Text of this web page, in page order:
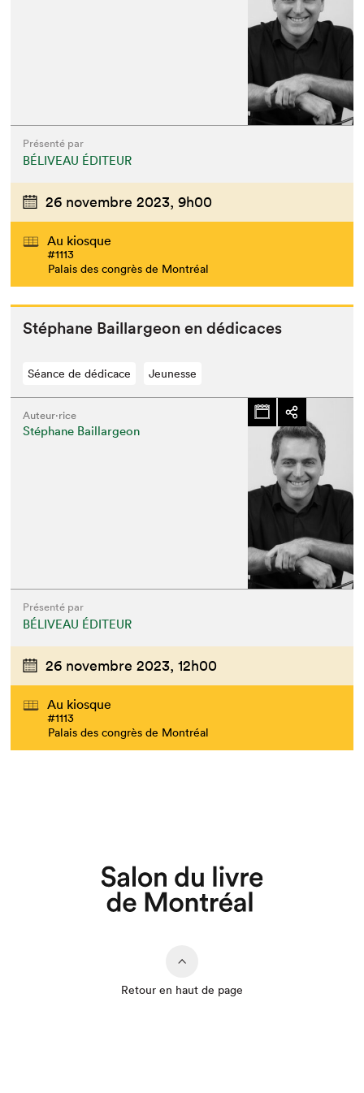
Présenté par
BÉLIVEAU ÉDITEUR
26 novembre 2023, 9h00
Au kiosque
#1113
Palais des congrès de Montréal
Stéphane Bail­largeon en dédicaces
Séance de dédicace Jeunesse
Auteur·rice
Stéphane Baillargeon
Présenté par
BÉLIVEAU ÉDITEUR
26 novembre 2023, 12h00
Au kiosque
#1113
Palais des congrès de Montréal
Retour en haut de page